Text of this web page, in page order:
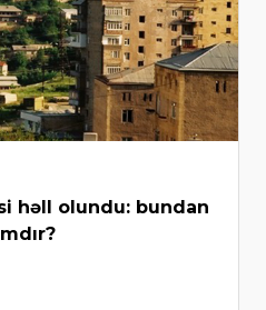
həll olundu: bundan